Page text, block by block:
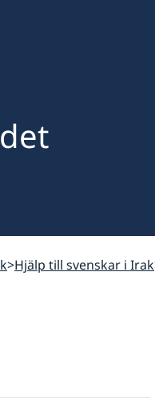
Hjälp till svenskar i Irak